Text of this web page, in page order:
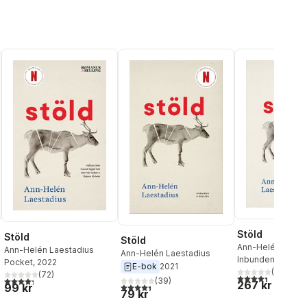
röster:
Stöld
Ann-Helén Laestadius
Pocket, 2022
4,3utav 5 stjärnor. Totalt antal röster:
(72)
99 kr
Stöld
Ann-Helén Laestadius
E-bok 2021
4,4utav 5 stjärnor. Totalt antal röster:
(39)
79 kr
Stöld
Ann-Helén
Inbunden
4,4utav 5(
267 kr